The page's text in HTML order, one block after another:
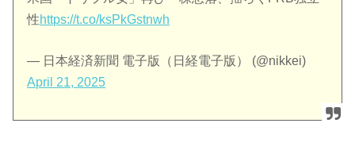
性https://t.co/ksPkGstnwh
— 日本経済新聞 電子版（日経電子版） (@nikkei)
April 21, 2025